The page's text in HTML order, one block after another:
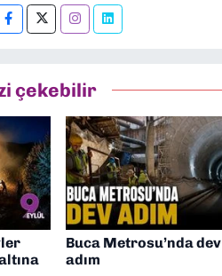
çekebilir
Buca Metrosu’nda dev
adım